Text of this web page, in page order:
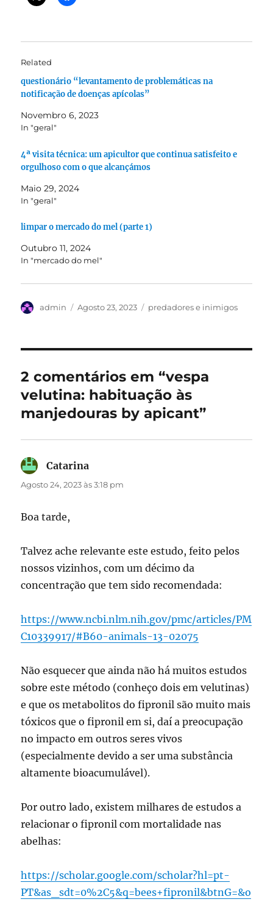
Related
questionário “levantamento de problemáticas na
notificação de doenças apícolas”
Novembro 6, 2023
In "geral"
4ª visita técnica: um apicultor que continua satisfeito e
orgulhoso com o que alcançámos
Maio 29, 2024
In "geral"
limpar o mercado do mel (parte 1)
Outubro 11, 2024
In "mercado do mel"
Autor
admin
Publicado
Agosto 23, 2023 Categorias
predadores e inimigos
2 comentários em “vespa
velutina: habituação às
manjedouras by apicant”
Catarina
Agosto 24, 2023 às 3:18 pm
Boa tarde,
Talvez ache relevante este estudo, feito pelos
nossos vizinhos, com um décimo da
concentração que tem sido recomendada:
https://www.ncbi.nlm.nih.gov/pmc/articles/PM
C10339917/#B60-animals-13-02075
Não esquecer que ainda não há muitos estudos
sobre este método (conheço dois em velutinas)
e que os metabolitos do fipronil são muito mais
tóxicos que o fipronil em si, daí a preocupação
no impacto em outros seres vivos
(especialmente devido a ser uma substância
altamente bioacumulável).
Por outro lado, existem milhares de estudos a
relacionar o fipronil com mortalidade nas
abelhas:
https://scholar.google.com/scholar?hl=pt-
PT&as_sdt=0%2C5&q=bees+fipronil&btnG=&o